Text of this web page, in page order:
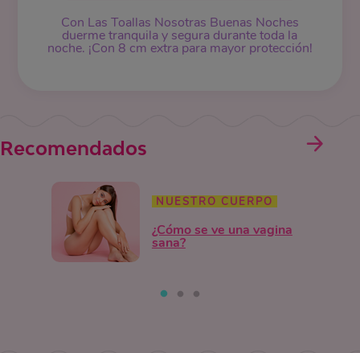
Con Las Toallas Nosotras Buenas Noches
duerme tranquila y segura durante toda la
noche. ¡Con 8 cm extra para mayor protección!
Recomendados
NUESTRO CUERPO
¿Cómo se ve una vagina
sana?